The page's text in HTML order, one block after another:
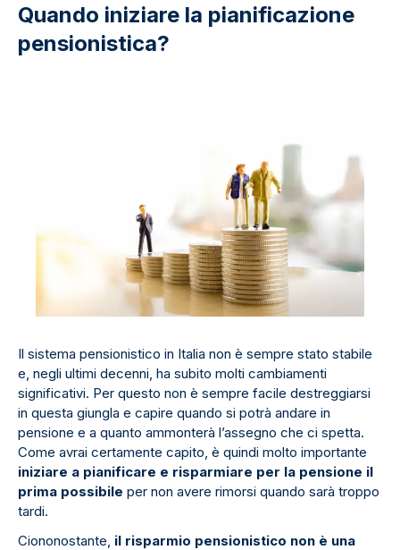
Quando iniziare la pianificazione
pensionistica?
Il sistema pensionistico in Italia non è sempre stato stabile
e, negli ultimi decenni, ha subito molti cambiamenti
significativi. Per questo non è sempre facile destreggiarsi
in questa giungla e capire quando si potrà andare in
pensione e a quanto ammonterà l’assegno che ci spetta.
Come avrai certamente capito, è quindi molto importante
iniziare a pianificare e risparmiare per la pensione il
prima possibile per non avere rimorsi quando sarà troppo
tardi.
Ciononostante, il risparmio pensionistico non è una